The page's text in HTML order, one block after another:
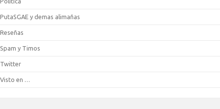
PutaSGAE y demas alimañas
Reseñas
Spam y Timos
Twitter
Visto en …